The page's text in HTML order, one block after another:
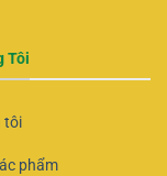
Tôi
tôi
phẩm